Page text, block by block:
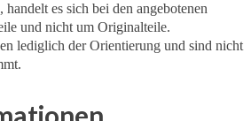
es sich bei den angebotenen
und nicht um Originalteile.
lediglich der Orientierung und sind nicht